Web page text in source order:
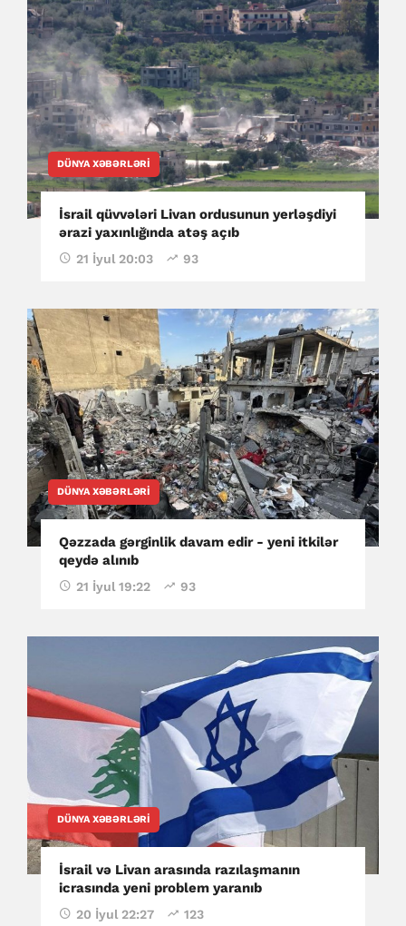
DÜNYA XƏBƏRLƏRI
İsrail qüvvələri Livan ordusunun yerləşdiyi
ərazi yaxınlığında atəş açıb
21 İyul 20:03 93
DÜNYA XƏBƏRLƏRI
Qəzzada gərginlik davam edir - yeni itkilər
qeydə alınıb
21 İyul 19:22 93
DÜNYA XƏBƏRLƏRI
İsrail və Livan arasında razılaşmanın
icrasında yeni problem yaranıb
20 İyul 22:27 123